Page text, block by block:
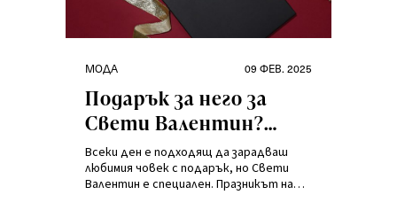
МОДА 09 ФЕВ. 2025
Подарък за него за
Свети Валентин?
Имаме 7 страхотни
идеи!
Всеки ден е подходящ да зарадваш
любимия човек с подарък, но Свети
Валентин е специален. Празникът на